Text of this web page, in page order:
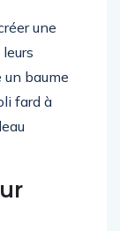
une
baume
fard à